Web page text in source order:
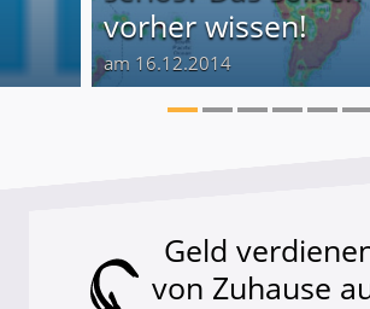
vorher wissen!
am 16.12.2014
Geld
von Zuhause